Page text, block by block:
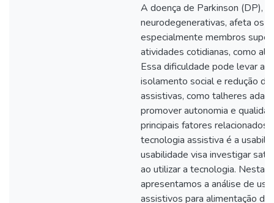
A doença de Parkinson (DP),
neurodegenerativas, afeta os
especialmente membros
atividades cotidianas, como
Essa dificuldade pode levar a
isolamento social e redução
assistivas, como talheres
promover autonomia e
principais fatores relacionados
tecnologia assistiva é a
usabilidade visa investigar
ao utilizar a tecnologia. Nesta
apresentamos a análise de
assistivos para alimentação